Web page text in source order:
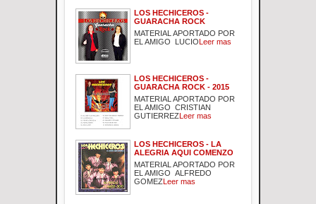
LOS HECHICEROS -
GUARACHA ROCK
MATERIAL APORTADO POR
EL AMIGO LUCIOLeer mas
LOS HECHICEROS -
GUARACHA ROCK - 2015
MATERIAL APORTADO POR
EL AMIGO CRISTIAN
GUTIERREZLeer mas
LOS HECHICEROS - LA
ALEGRIA AQUI COMENZO
MATERIAL APORTADO POR
EL AMIGO ALFREDO
GOMEZLeer mas